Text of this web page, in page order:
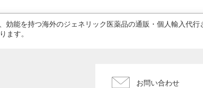
能を持つ海外のジェネリック医薬品の通販・個人輸入代行
ます。
お問い合わせ